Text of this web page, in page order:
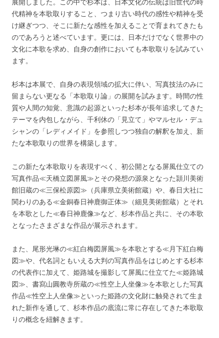
展開しました。この中で杉本は、日本文化の伝統は旧世代の時
代精神を本歌取りすること、つまり古い時代の感性や精神を受
け継ぎつつ、そこに新たな感性を加えることで育まれてきたも
のであろうと述べています。更には、日本だけでなく世界中の
文化に本歌を求め、自身の創作においても本歌取りを試みてい
ます。
杉本は本展で、自身の表現領域の拡大に伴い、写真技法のみに
留まらない更なる「本歌取り論」の展開を試みます。時間の性
質や人間の知覚、意識の起源といった杉本が長年追求してきた
テーマを内包しながら、千利休の「見立て」やマルセル・デュ
シャンの「レディメイド」を参照しつつ独自の解釈を加え、新
たな本歌取りの世界を構築します。
この新たな本歌取りを表現すべく、初公開となる屏風仕立ての
写真作品≪天橋立図屏風≫とその発想の源泉となった頴川美術
館旧蔵の≪三保松原図≫（兵庫県立美術館蔵）や、春日大社に
関わりのある≪金銅春日神鹿御正体≫（細見美術館蔵）とそれ
を本歌とした≪春日神鹿像≫など、杉本作品と共に、その本歌
となったさまざまな作品が展示されます。
また、尾形光琳の≪紅白梅図屏風≫を本歌とする≪月下紅白梅
図≫や、代名詞ともいえる大判の写真作品をはじめとする杉本
の代表作に加えて、姫路城を撮影して屏風に仕立てた≪姫路城
図≫、書寫山圓教寺所蔵の≪性空上人坐像≫を本歌とした写真
作品≪性空上人坐像≫といった姫路の文化財に触発されて生ま
れた新作を通して、杉本作品の底流に常に存在してきた本歌取
りの概念を紐解きます。